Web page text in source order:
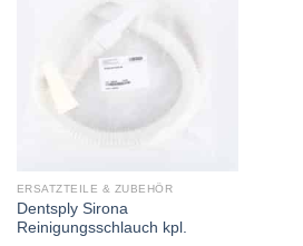
ERSATZTEILE & ZUBEHÖR
Dentsply Sirona
Reinigungsschlauch kpl.